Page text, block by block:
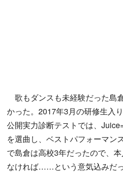
歌もダンスも未経験だった島
かった。2017年3月の研修生入
公開実力診断テストでは、
を選曲し、ベストパフォーマン
で島倉は高校3年だったので、
なければ……という意気込みだ